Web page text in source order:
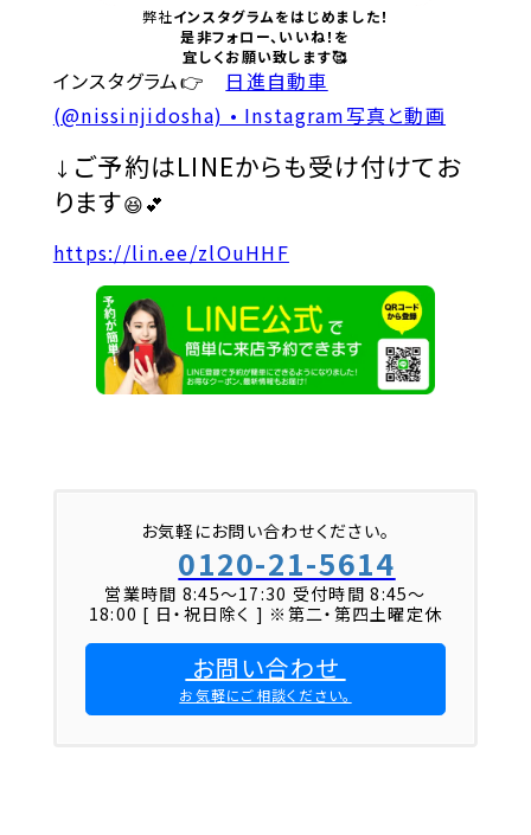
弊社インスタグラムをはじめました！
是非フォロー、いいね！を
宜しくお願い致します🥰
インスタグラム👉 日進自動車
(@nissinjidosha) • Instagram写真と動画
↓ ご予約はLINEからも受け付けてお
ります😆💕
https://lin.ee/zlOuHHF
お気軽にお問い合わせください。
0120-21-5614
営業時間 8:45〜17:30 受付時間 8:45～
18:00 [ 日・祝日除く ] ※第二・第四土曜定休
お問い合わせ
お気軽にご相談ください。